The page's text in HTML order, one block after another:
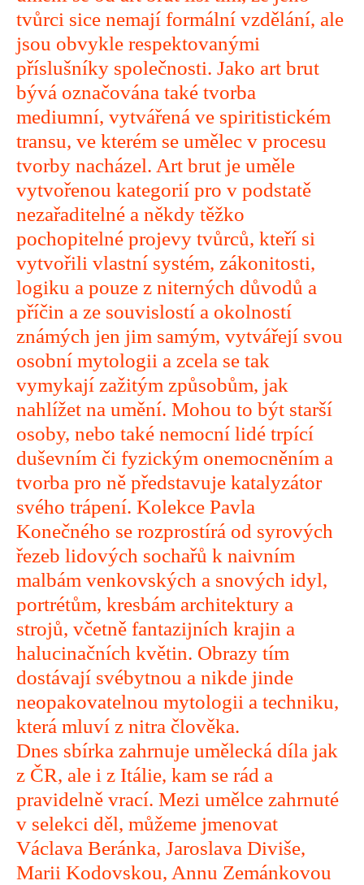
tvůrci sice nemají formální vzdělání, ale
jsou obvykle respektovanými
příslušníky společnosti. Jako art brut
bývá označována také tvorba
mediumní, vytvářená ve spiritistickém
transu, ve kterém se umělec v procesu
tvorby nacházel. Art brut je uměle
vytvořenou kategorií pro v podstatě
nezařaditelné a někdy těžko
pochopitelné projevy tvůrců, kteří si
vytvořili vlastní systém, zákonitosti,
logiku a pouze z niterných důvodů a
příčin a ze souvislostí a okolností
známých jen jim samým, vytvářejí svou
osobní mytologii a zcela se tak
vymykají zažitým způsobům, jak
nahlížet na umění. Mohou to být starší
osoby, nebo také nemocní lidé trpící
duševním či fyzickým onemocněním a
tvorba pro ně představuje katalyzátor
svého trápení. Kolekce Pavla
Konečného se rozprostírá od syrových
řezeb lidových sochařů k naivním
malbám venkovských a snových idyl,
portrétům, kresbám architektury a
strojů, včetně fantazijních krajin a
halucinačních květin. Obrazy tím
dostávají svébytnou a nikde jinde
neopakovatelnou mytologii a techniku,
která mluví z nitra člověka.
Dnes sbírka zahrnuje umělecká díla jak
z ČR, ale i z Itálie, kam se rád a
pravidelně vrací. Mezi umělce zahrnuté
v selekci děl, můžeme jmenovat
Václava Beránka, Jaroslava Diviše,
Marii Kodovskou, Annu Zemánkovou